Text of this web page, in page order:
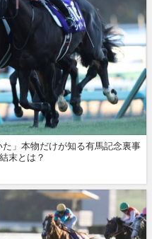
た」本物だけが知る有馬記念裏事
末とは？